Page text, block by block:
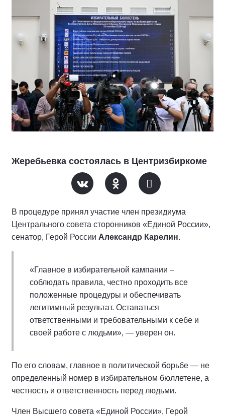
Жеребьевка состоялась в Центризбиркоме
В процедуре принял участие член президиума
Центрального совета сторонников «Единой России»,
сенатор, Герой России Александр Карелин.
«Главное в избирательной кампании –
соблюдать правила, честно проходить все
положенные процедуры и обеспечивать
легитимный результат. Оставаться
ответственными и требовательными к себе и
своей работе с людьми», — уверен он.
По его словам, главное в политической борьбе — не
определенный номер в избирательном бюллетене, а
честность и ответственность перед людьми.
Член Высшего совета «Единой России», Герой